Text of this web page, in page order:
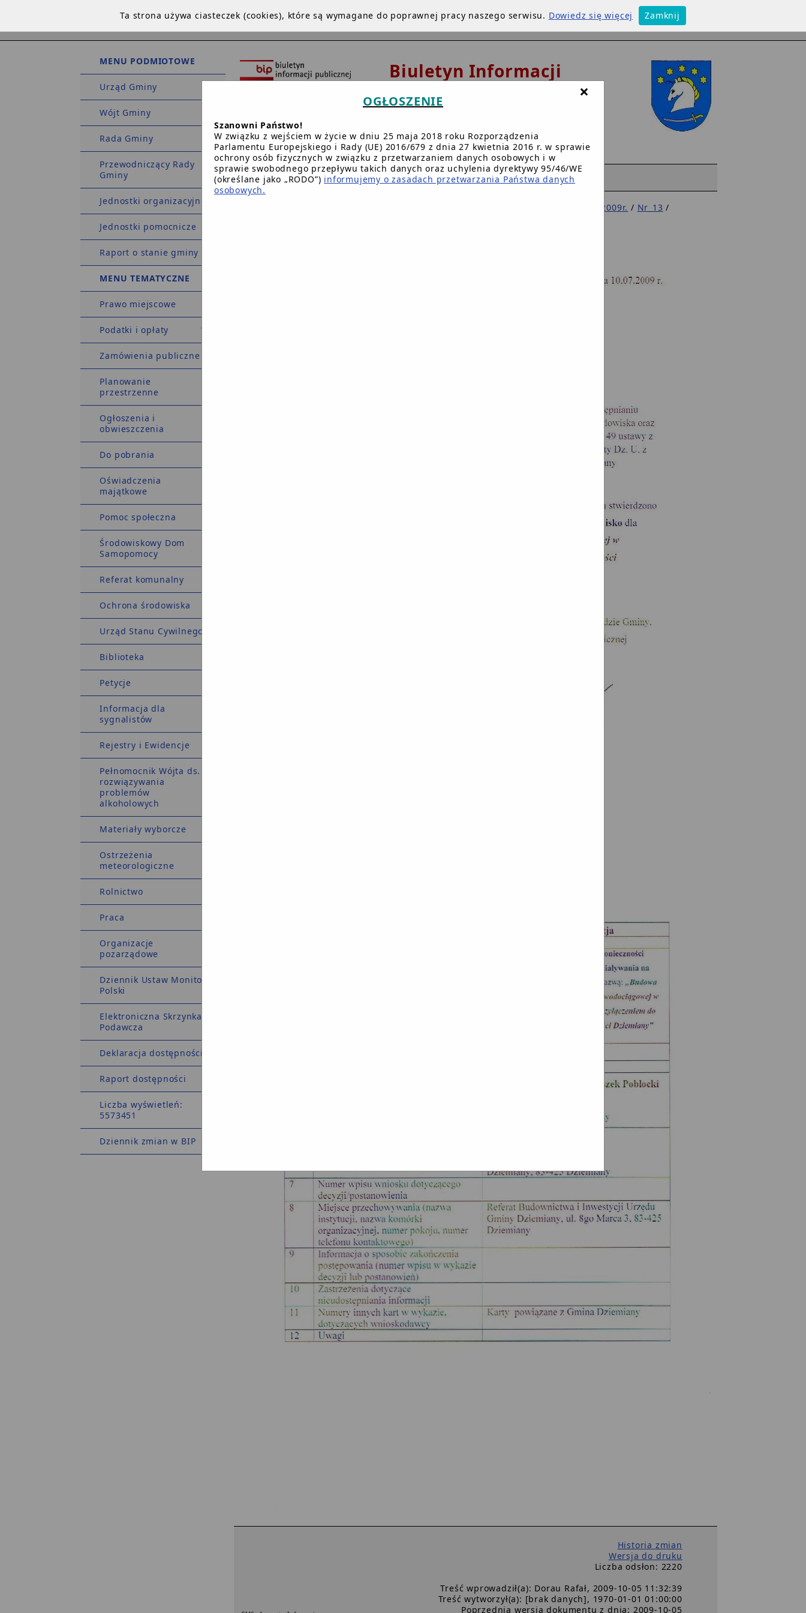
MENU PODMIOTOWE
Urząd Gminy
Wójt Gminy
Rada Gminy
Przewodniczący Rady
Gminy
Jednostki organizacyjne
Jednostki pomocnicze
Raport o stanie gminy
MENU TEMATYCZNE
Prawo miejscowe
Podatki i opłaty
Zamówienia publiczne
Planowanie
przestrzenne
Ogłoszenia i
obwieszczenia
Do pobrania
Oświadczenia
majątkowe
Pomoc społeczna
Środowiskowy Dom
Samopomocy
Referat komunalny
Ochrona środowiska
Urząd Stanu Cywilnego
Biblioteka
Petycje
Informacja dla
sygnalistów
Rejestry i Ewidencje
Pełnomocnik Wójta ds.
rozwiązywania
problemów
alkoholowych
Materiały wyborcze
Ostrzeżenia
meteorologiczne
Rolnictwo
Praca
Organizacje
pozarządowe
Dziennik Ustaw Monitor
Polski
Elektroniczna Skrzynka
Podawcza
Deklaracja dostępności
Raport dostępności
Liczba wyświetleń:
5573451
Dziennik zmian w BIP
Biuletyn Informacji
Publicznej
Urząd Gminy w
Dziemianach
STRONA GŁÓWNA INSTRUKCJA REDAKCJA BIP.GOV.PL WWW
Obwieszczenia 2009r. / Nr_13 /
Historia zmian
Wersja do druku
Liczba odsłon: 2220
Treść wprowadził(a): Dorau Rafał, 2009-10-05 11:32:39
Treść wytworzył(a): [brak danych], 1970-01-01 01:00:00
Poprzednia wersja dokumentu z dnia: 2009-10-05
Ta strona używa ciasteczek (cookies), które są wymagane do poprawnej pracy naszego serwisu. Dowiedz się więcej Zamknij
×
OGŁOSZENIE
Szanowni Państwo!
W związku z wejściem w życie w dniu 25 maja 2018 roku Rozporządzenia
Parlamentu Europejskiego i Rady (UE) 2016/679 z dnia 27 kwietnia 2016 r. w sprawie
ochrony osób fizycznych w związku z przetwarzaniem danych osobowych i w
sprawie swobodnego przepływu takich danych oraz uchylenia dyrektywy 95/46/WE
(określane jako „RODO”) informujemy o zasadach przetwarzania Państwa danych
osobowych.